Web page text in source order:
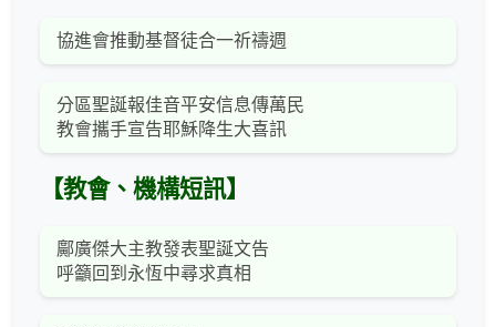
協進會推動基督徒合一祈禱週
分區聖誕報佳音平安信息傳萬民
教會攜手宣告耶穌降生大喜訊
【教會、機構短訊】
鄺廣傑大主教發表聖誕文告
呼籲回到永恆中尋求真相